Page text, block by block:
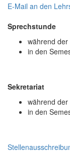
E-Mail an den
Sprechstunde
während
in den
Sekretariat
während
in den